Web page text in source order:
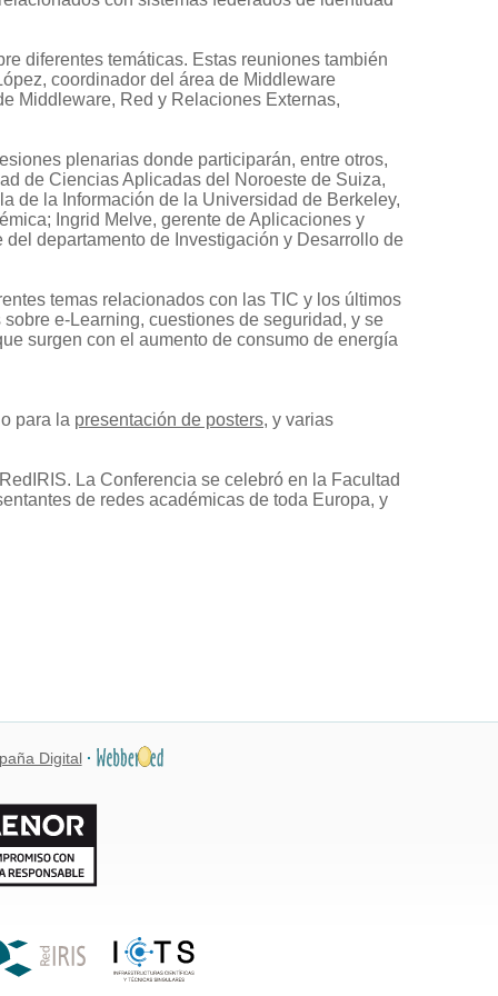
diferentes temáticas. Estas reuniones también
coordinador del área de Middleware
Middleware, Red y Relaciones Externas,
plenarias donde participarán, entre otros,
de Ciencias Aplicadas del Noroeste de Suiza,
de la Información de la Universidad de Berkeley,
Ingrid Melve, gerente de Aplicaciones y
departamento de Investigación y Desarrollo de
temas relacionados con las TIC y los últimos
e-Learning, cuestiones de seguridad, y se
surgen con el aumento de consumo de energía
para la presentación de posters, y varias
La Conferencia se celebró en la Facultad
de redes académicas de toda Europa, y
Digital